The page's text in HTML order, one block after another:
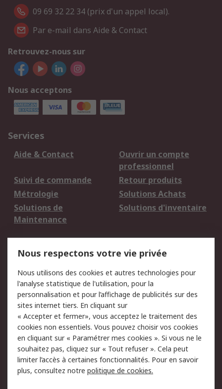
09 69 32 22 34 (prix d'un appel local).
Par e-mail dans Aide & Contact
Retrouvez-nous sur
Nous acceptons
Services
Aide & Contact
Ouvrir un compte
professionnel
Suivi de commande
Retour produits
Métrologie
Solutions Achats
Solutions de
Maintenance
Solutions d'inventaire
du site
Politique de protection
des données - Mise à
jour
Sécurité des E-mails
Conditions générales
de vente
Politique anti-
corruption
Campagnes marketing
A propos de RS
Nous respectons votre vie privée
Nous utilisons des cookies et autres technologies pour
l'analyse statistique de l'utilisation, pour la
personnalisation et pour l’affichage de publicités sur des
sites internet tiers. En cliquant sur
« Accepter et fermer», vous acceptez le traitement des
cookies non essentiels. Vous pouvez choisir vos cookies
en cliquant sur « Paramétrer mes cookies ». Si vous ne le
souhaitez pas, cliquez sur « Tout refuser ». Cela peut
limiter l’accès à certaines fonctionnalités. Pour en savoir
plus, consultez notre politique de cookies.